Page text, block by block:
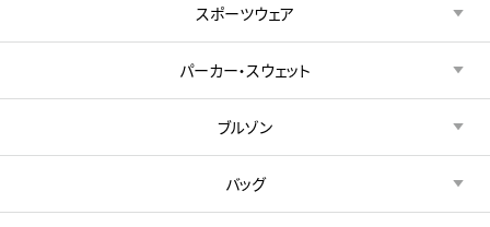
スポーツウェア
パーカー・スウェット
ブルゾン
バッグ